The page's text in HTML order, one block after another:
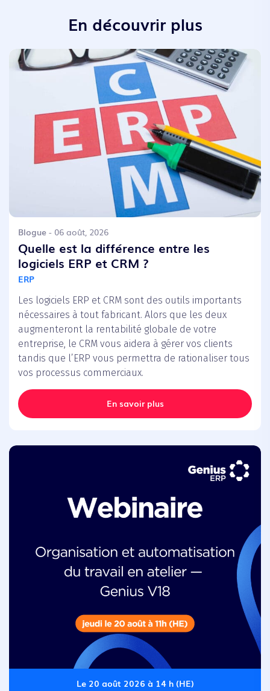
En découvrir plus
Blogue - 06 août, 2026
Quelle est la différence entre les
logiciels ERP et CRM ?
ERP
Les logiciels ERP et CRM sont des outils importants
nécessaires à tout fabricant. Alors que les deux
augmenteront la rentabilité globale de votre
entreprise, le CRM vous aidera à gérer vos clients
tandis que l’ERP vous permettra de rationaliser tous
vos processus commerciaux.
En savoir plus
Le 20 août 2026 à 14 h (HE)